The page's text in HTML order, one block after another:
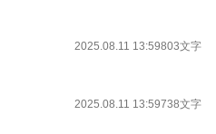
2025.08.11 13:59803文字
2025.08.11 13:59738文字